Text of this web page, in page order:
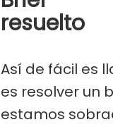
resuelto
Así de fácil es
es resolver un
estamos